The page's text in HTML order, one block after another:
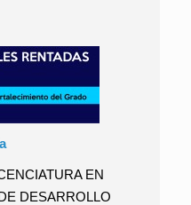
EN
DESARROLLO